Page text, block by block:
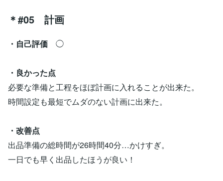
＊#05 計画
・自己評価 ◯
・良かった点
必要な準備と工程をほぼ計画に入れることが出来た。
時間設定も最短でムダのない計画に出来た。
・改善点
出品準備の総時間が26時間40分…かけすぎ。
一日でも早く出品したほうが良い！